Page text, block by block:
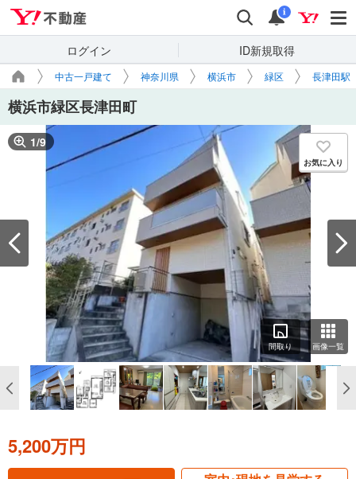
検索 通知
i
ログイン ID新規取得
中古一戸建て 神奈川県 横浜市 緑区 長津田駅
横浜市緑区長津田町
1/9
お気に入り
間取り 画像一覧
5,200万円